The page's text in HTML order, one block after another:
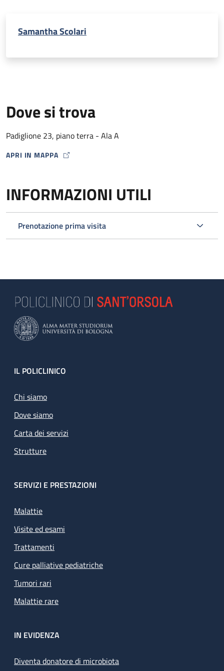
Samantha Scolari
Dove si trova
Padiglione 23, piano terra - Ala A
APRI IN MAPPA
MAP ICON
INFORMAZIONI UTILI
Prenotazione prima visita
Footer
IL POLICLINICO
Chi siamo
Dove siamo
Carta dei servizi
Strutture
SERVIZI E PRESTAZIONI
Malattie
Visite ed esami
Trattamenti
Cure palliative pediatriche
Tumori rari
Malattie rare
IN EVIDENZA
Diventa donatore di microbiota